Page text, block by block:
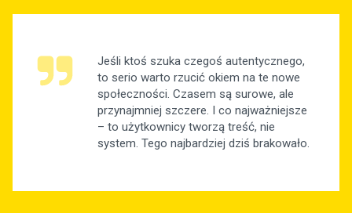
Jeśli ktoś szuka czegoś autentycznego,
to serio warto rzucić okiem na te nowe
społeczności. Czasem są surowe, ale
przynajmniej szczere. I co najważniejsze
– to użytkownicy tworzą treść, nie
system. Tego najbardziej dziś brakowało.